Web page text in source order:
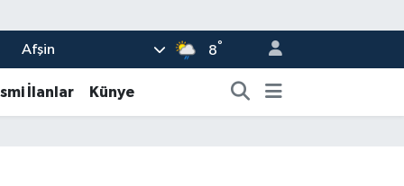
Afşin 8°
İlanlar Künye